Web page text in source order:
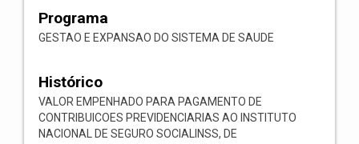
Programa
GESTAO E EXPANSAO DO SISTEMA DE SAUDE
Histórico
VALOR EMPENHADO PARA PAGAMENTO DE
CONTRIBUICOES PREVIDENCIARIAS AO INSTITUTO
NACIONAL DE SEGURO SOCIALINSS, DE